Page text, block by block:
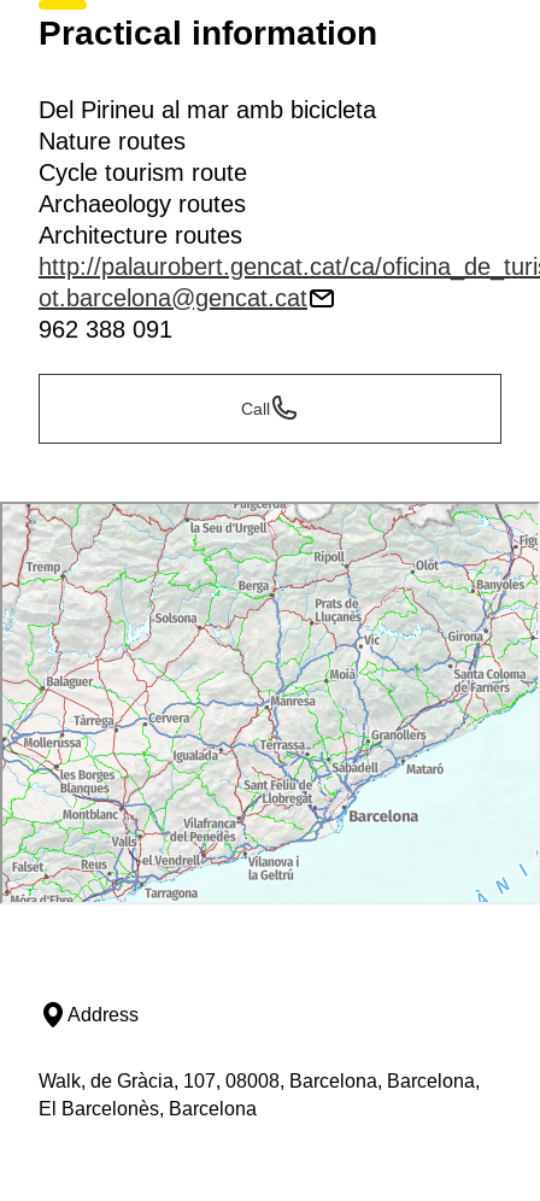
Practical information
Del Pirineu al mar amb bicicleta
Nature routes
Cycle tourism route
Archaeology routes
Architecture routes
http://palaurobert.gencat.cat/ca/
ot.barcelona@gencat.cat
962 388 091
Call
Address
Walk, de Gràcia, 107, 08008, Barcelona, Barcelona,
El Barcelonès, Barcelona